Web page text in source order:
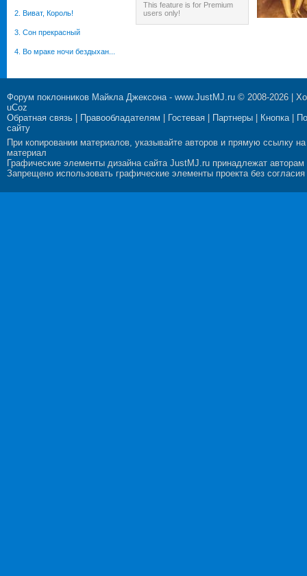
2. Виват, Король!
3. Сон прекрасный
4. Во мраке ночи бездыхан...
This feature is for Premium
users only!
Форум поклонников Майкла Джексона- www.JustMJ.ru © 2008-2026 |
uCoz
Обратная связь
Правообладателям Гостевая Партнеры Кнопка|
сайту
При копировании материалов, указывайте авторов и прямую ссылку на
материал
Графические элементы дизайна сайта JustMJ.ru принадлежат авторам
Запрещено использовать графические элементы проекта без согласия